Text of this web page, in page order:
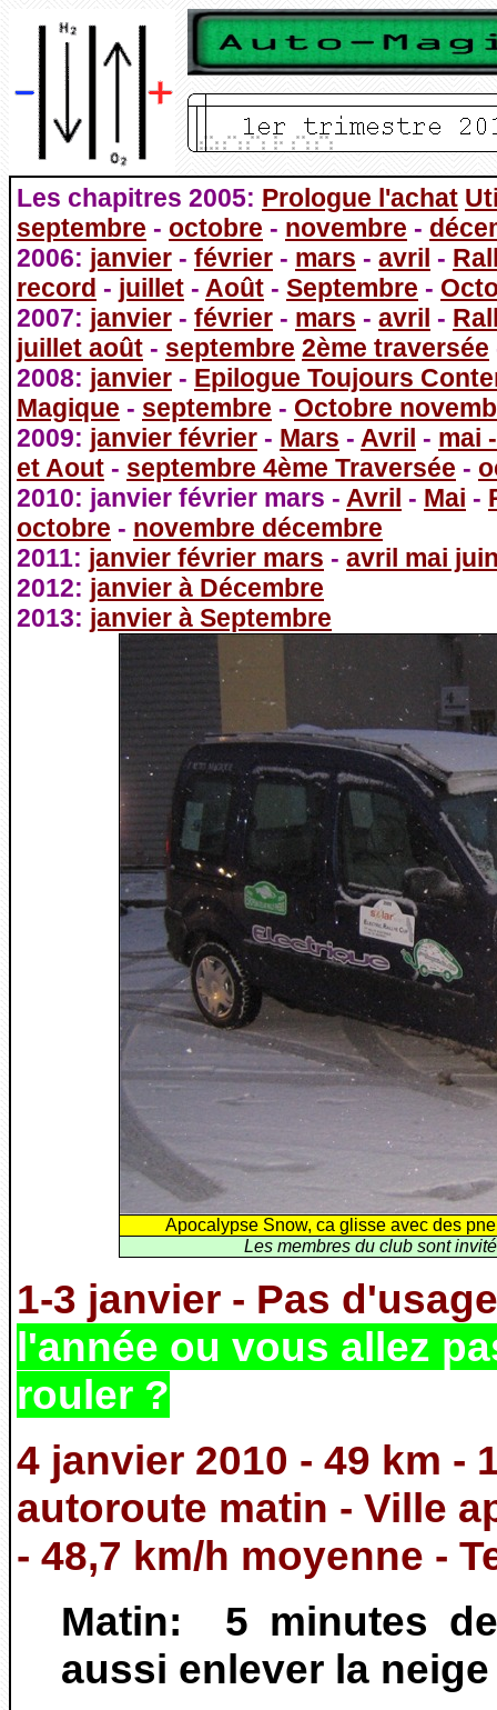
Les chapitres 2005: Prologue l'achat
septembre - octobre - novembre -
2006: janvier - février - mars - avril -
record - juillet - Août - Septembre -
2007: janvier - février - mars - avril -
juillet août - septembre 2ème traversée
2008: janvier - Epilogue Toujours
Magique - septembre - Octobre
2009: janvier février - Mars - Avril - mai
et Aout - septembre 4ème Traversée -
2010: janvier février mars - Avril - Mai -
octobre - novembre décembre
2011: janvier février mars - avril mai
2012: janvier à Décembre
2013: janvier à Septembre
Apocalypse Snow, ca glisse avec des
Les membres du club sont
1-3 janvier - Pas
l'année ou vous allez
rouler ?
4 janvier 2010 - 49 km -
autoroute matin - Ville
- 48,7 km/h moyenne -
Matin: 5 minutes
aussi enlever la